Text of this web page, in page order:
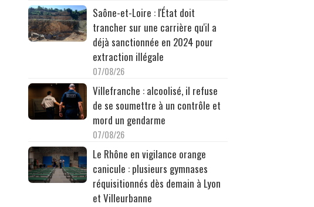
Saône-et-Loire : l'État doit
trancher sur une carrière qu'il a
déjà sanctionnée en 2024 pour
extraction illégale
07/08/26
Villefranche : alcoolisé, il refuse
de se soumettre à un contrôle et
mord un gendarme
07/08/26
Le Rhône en vigilance orange
canicule : plusieurs gymnases
réquisitionnés dès demain à Lyon
et Villeurbanne